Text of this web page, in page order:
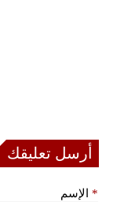
أرسل تعليقك
الإسم *